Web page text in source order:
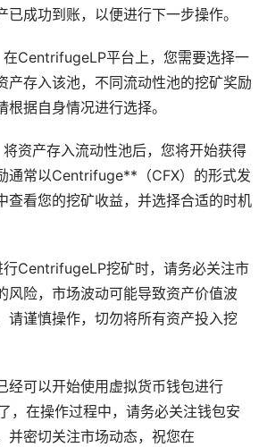
已成功到账，以便进行下一步操作。
CentrifugeLP平台上，您需要选择一
产存入该池，不同流动性池的挖矿奖励
据自身情况进行选择。
资产存入流动性池后，您将开始获得
通常以Centrifuge**（CFX）的形式发
查看您的挖矿收益，并选择合适的时机
CentrifugeLP挖矿时，请务必关注市
风险，市场波动可能导致资产价值波
请谨慎操作，切勿将所有资产投入挖
经可以开始使用虚拟货币钱包进行
，在操作过程中，请务必关注钱包安
并密切关注市场动态，祝您在